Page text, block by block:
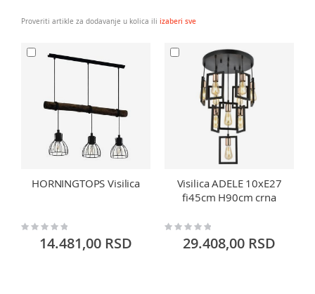
Proveriti artikle za dodavanje u kolica ili izaberi sve
HORNINGTOPS Visilica
Rating:
14.481,00 RSD
Visilica ADELE 10xE27
fi45cm H90cm crna
Rating:
29.408,00 RSD